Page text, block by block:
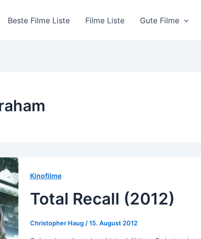
Beste Filme Liste Filme Liste Gute Filme
Kinofilme
Total Recall (2012)
Christopher Haug /15. August 2012